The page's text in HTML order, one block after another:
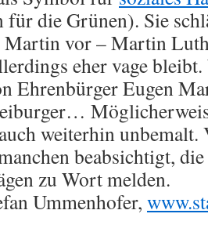
die Grünen). Sie
Martin vor – Martin
eher vage
Ehrenbürger Eugen
weiterhin unbemalt.
beabsichtigt,
zu Wort melden.
Ummenhofer,